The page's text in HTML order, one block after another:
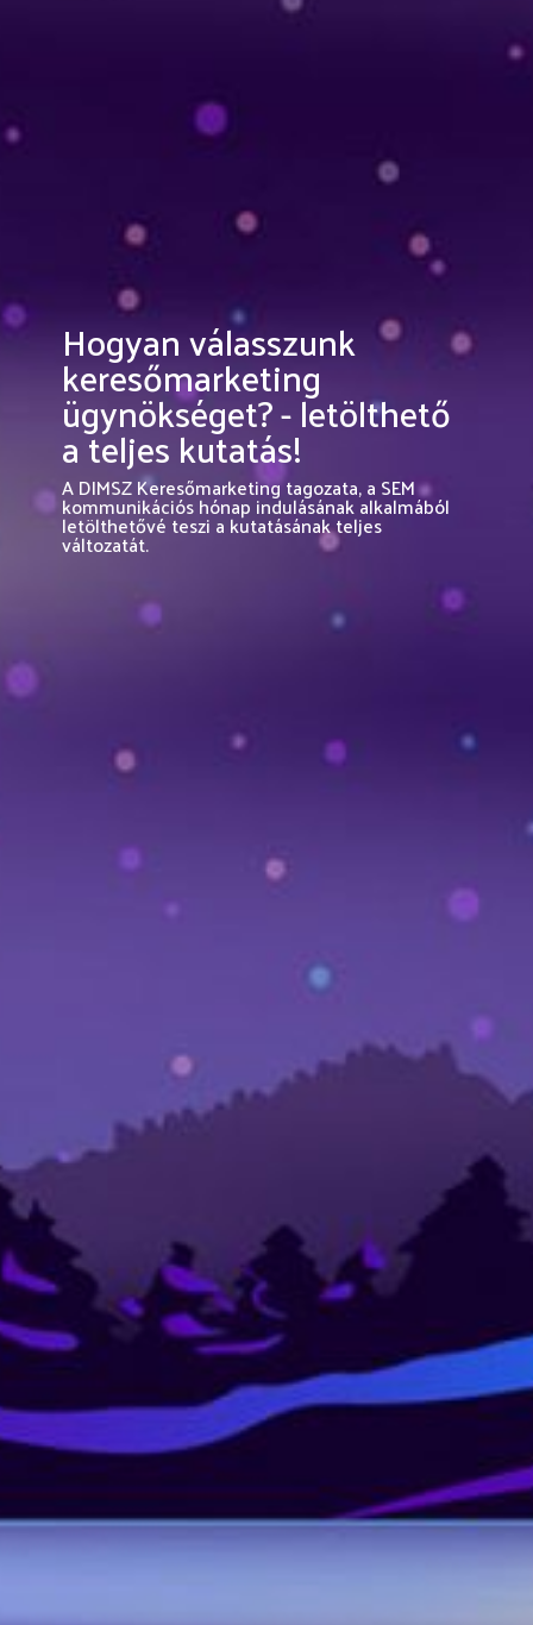
Hogyan válasszunk
keresőmarketing
ügynökséget? - letölthető
a teljes kutatás!
A DIMSZ Keresőmarketing tagozata, a SEM
kommunikációs hónap indulásának alkalmából
letölthetővé teszi a kutatásának teljes
változatát.